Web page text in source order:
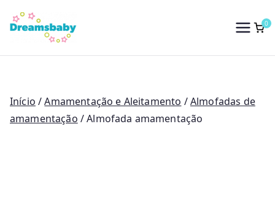
para
conteúdo
Dreams Baby
0
Início /Amamentação e Aleitamento /Almofadas de
amamentação / Almofada amamentação